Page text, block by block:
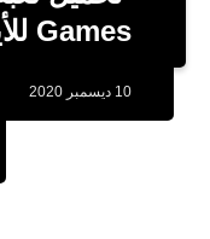
Games للأيفون والأندرويد APK
10 ديسمبر 2020